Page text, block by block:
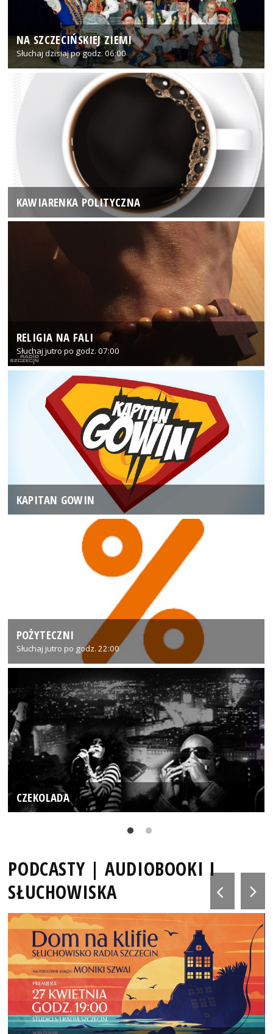
NA SZCZECIŃSKIEJ ZIEMI
Słuchaj dzisiaj po godz. 06:00
KAWIARENKA POLITYCZNA
RELIGIA NA FALI
Słuchaj jutro po godz. 07:00
KAPITAN GOWIN
POŻYTECZNI
Słuchaj jutro po godz. 22:00
CZEKOLADA
PODCASTY | AUDIOBOOKI I
SŁUCHOWISKA